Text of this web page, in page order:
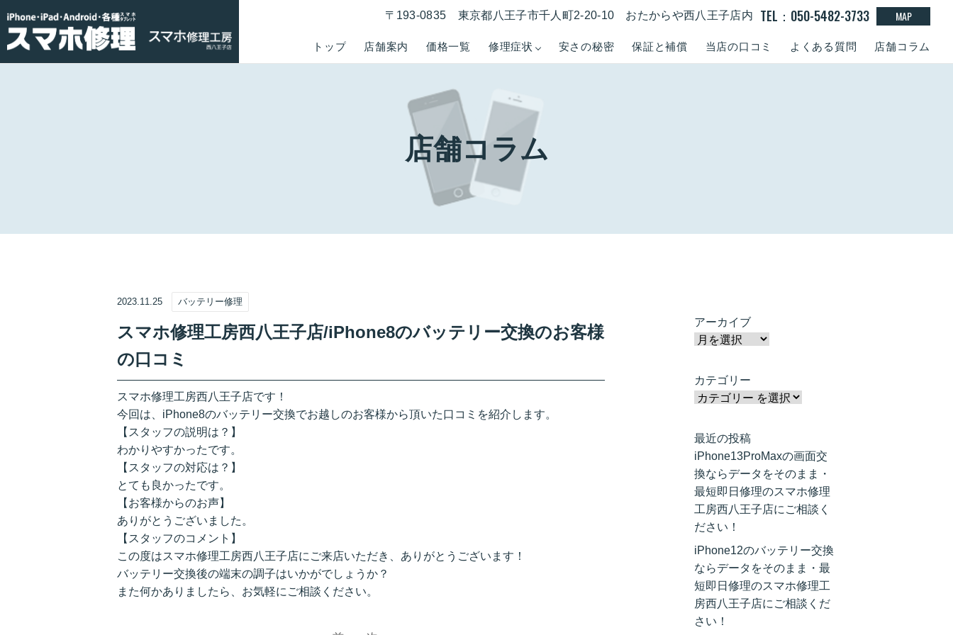
トップ 店舗案内 価格一覧 修理症状 安さの秘密 保証と補償 当店の口コミ よくある質問 店舗コラム
〒193-0835 東京都八王子市千人町2-20-10 おたからや西八王子店内 TEL：050-5482-3733 MAP
店舗コラム
2023.11.25 バッテリー修理
スマホ修理工房西八王子店/iPhone8のバッテリー交換のお客様
の口コミ
スマホ修理工房西八王子店です！
今回は、iPhone8のバッテリー交換でお越しのお客様から頂いた口コミを紹介します。
【スタッフの説明は？】
わかりやすかったです。
【スタッフの対応は？】
とても良かったです。
【お客様からのお声】
ありがとうございました。
【スタッフのコメント】
この度はスマホ修理工房西八王子店にご来店いただき、ありがとうございます！
バッテリー交換後の端末の調子はいかがでしょうか？
また何かありましたら、お気軽にご相談ください。
アーカイブ
カテゴリー
最近の投稿
iPhone13ProMaxの画面交
換ならデータをそのまま・
最短即日修理のスマホ修理
工房西八王子店にご相談く
ださい！
iPhone12のバッテリー交換
ならデータをそのまま・最
短即日修理のスマホ修理工
房西八王子店にご相談くだ
さい！